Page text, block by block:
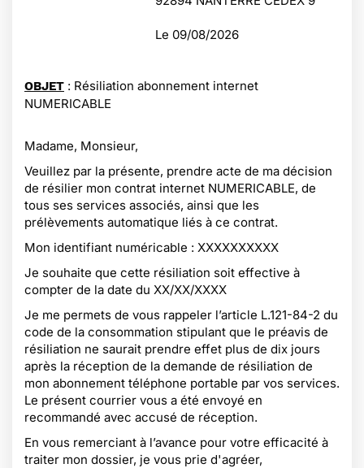
Le 09/08/2026
OBJET : Résiliation abonnement internet
NUMERICABLE
Madame, Monsieur,
Veuillez par la présente, prendre acte de ma décision
de résilier mon contrat internet NUMERICABLE, de
tous ses services associés, ainsi que les
prélèvements automatique liés à ce contrat.
Mon identifiant numéricable : XXXXXXXXXX
Je souhaite que cette résiliation soit effective à
compter de la date du XX/XX/XXXX
Je me permets de vous rappeler l’article L.121-84-2 du
code de la consommation stipulant que le préavis de
résiliation ne saurait prendre effet plus de dix jours
après la réception de la demande de résiliation de
mon abonnement téléphone portable par vos services.
Le présent courrier vous a été envoyé en
recommandé avec accusé de réception.
En vous remerciant à l’avance pour votre efficacité à
traiter mon dossier, je vous prie d'agréer,